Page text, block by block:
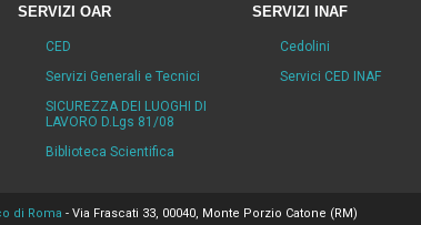
SERVIZI OAR
CED
Servizi Generali e Tecnici
SICUREZZA DEI LUOGHI DI
LAVORO D.Lgs 81/08
Biblioteca Scientifica
SERVIZI INAF
Cedolini
Servici CED INAF
di Roma - Via Frascati 33, 00040, Monte Porzio Catone (RM)